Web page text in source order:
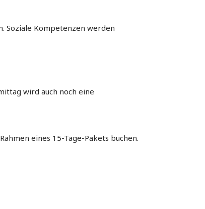
Soziale Kompetenzen werden
wird auch noch eine
eines 15-Tage-Pakets buchen.